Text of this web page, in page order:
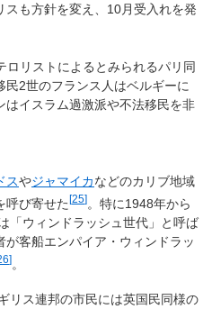
も方針を変え、10月受入れを発
リストによるとみられるパリ同
2世のフランス人はベルギーに
イスラム過激派や不法移民を非
スやジャマイカなどのカリブ地域
呼び寄せた[25]。特に1948年から
「ウィンドラッシュ世代」と呼ば
客船エンパイア・ウィンドラッ
]。
リス連邦の市民には英国民同様の